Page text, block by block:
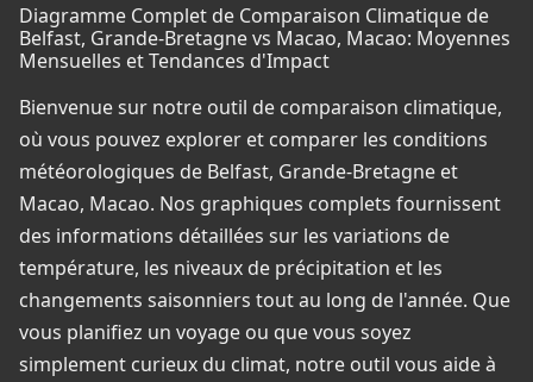
Diagramme Complet de Comparaison Climatique de
Belfast, Grande-Bretagne vs Macao, Macao: Moyennes
Mensuelles et Tendances d'Impact
Bienvenue sur notre outil de comparaison climatique,
où vous pouvez explorer et comparer les conditions
météorologiques de Belfast, Grande-Bretagne et
Macao, Macao. Nos graphiques complets fournissent
des informations détaillées sur les variations de
température, les niveaux de précipitation et les
changements saisonniers tout au long de l'année. Que
vous planifiez un voyage ou que vous soyez
simplement curieux du climat, notre outil vous aide à